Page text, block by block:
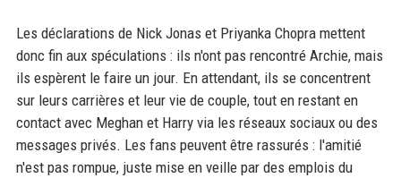
Les déclarations de Nick Jonas et Priyanka Chopra mettent
donc fin aux spéculations : ils n'ont pas rencontré Archie, mais
ils espèrent le faire un jour. En attendant, ils se concentrent
sur leurs carrières et leur vie de couple, tout en restant en
contact avec Meghan et Harry via les réseaux sociaux ou des
messages privés. Les fans peuvent être rassurés : l'amitié
n'est pas rompue, juste mise en veille par des emplois du